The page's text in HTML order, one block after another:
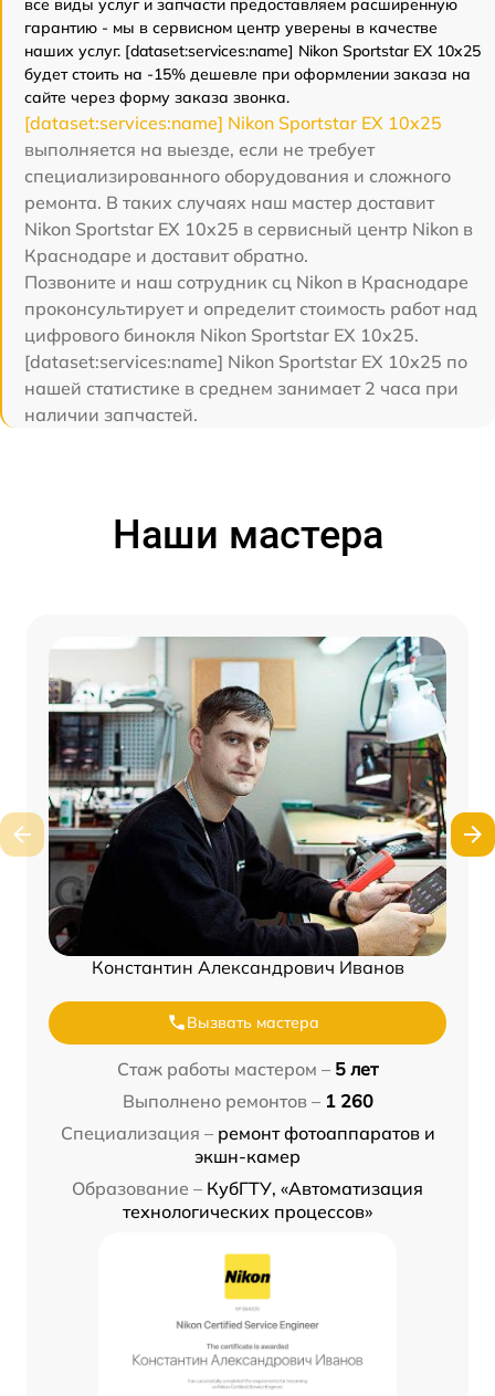
все виды услуг и запчасти предоставляем расширенную
гарантию - мы в сервисном центр уверены в качестве
наших услуг. [dataset:services:name] Nikon Sportstar EX 10x25
будет стоить на -15% дешевле при оформлении заказа на
сайте через форму заказа звонка.
[dataset:services:name] Nikon Sportstar EX 10x25
выполняется на выезде, если не требует
специализированного оборудования и сложного
ремонта. В таких случаях наш мастер доставит
Nikon Sportstar EX 10x25 в сервисный центр Nikon в
Краснодаре и доставит обратно.
Позвоните и наш сотрудник сц Nikon в Краснодаре
проконсультирует и определит стоимость работ над
цифрового бинокля Nikon Sportstar EX 10x25.
[dataset:services:name] Nikon Sportstar EX 10x25 по
нашей статистике в среднем занимает 2 часа при
наличии запчастей.
Наши мастера
Константин Александрович Иванов
Вызвать мастера
Стаж работы мастером – 5 лет
Выполнено ремонтов – 1 260
Специализация – ремонт фотоаппаратов и
экшн-камер
Образование – КубГТУ, «Автоматизация
технологических процессов»